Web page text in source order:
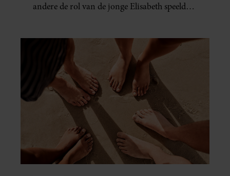
andere de rol van de jonge Elisabeth speelde